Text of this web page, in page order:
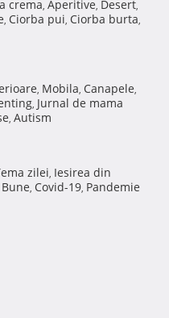
crema, Aperitive, Desert,
, Ciorba pui, Ciorba burta,
, Mobila, Canapele,
, Jurnal de mama
, Autism
zilei, Iesirea din
, Covid-19, Pandemie